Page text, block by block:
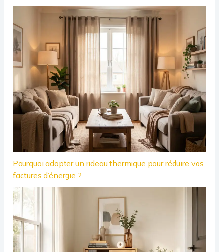
Pourquoi adopter un rideau thermique pour réduire vos
factures d’énergie ?